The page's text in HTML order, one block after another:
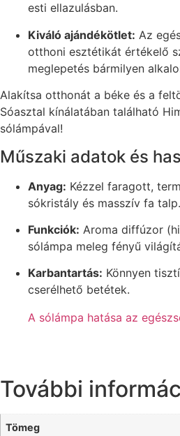
esti ellazulásban.
Kiváló ajándékötlet: Az
otthoni esztétikát értékelő
meglepetés bármilyen
Alakítsa otthonát a béke és a
Sóasztal kínálatában található
sólámpával!
Műszaki adatok és
Anyag: Kézzel faragott,
sókristály és masszív fa talp.
Funkciók: Aroma diffúzor
sólámpa meleg fényű
Karbantartás: Könnyen
cserélhető betétek.
A sólámpa hatása az
További
Tömeg